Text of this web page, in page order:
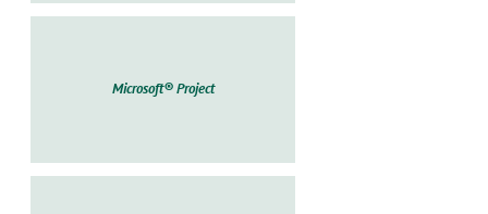
Microsoft® Project